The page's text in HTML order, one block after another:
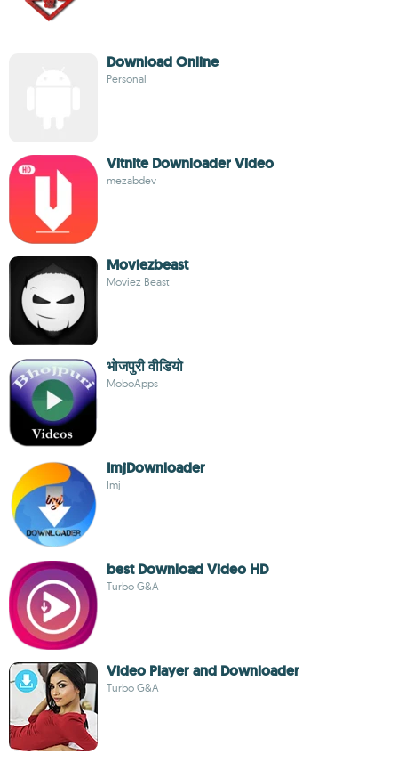
Download Online
Personal
Vitnite Downloader Video
mezabdev
Moviezbeast
Moviez Beast
भोजपुरी वीडियो
MoboApps
ImjDownloader
Imj
best Download Video HD
Turbo G&A
Video Player and Downloader
Turbo G&A